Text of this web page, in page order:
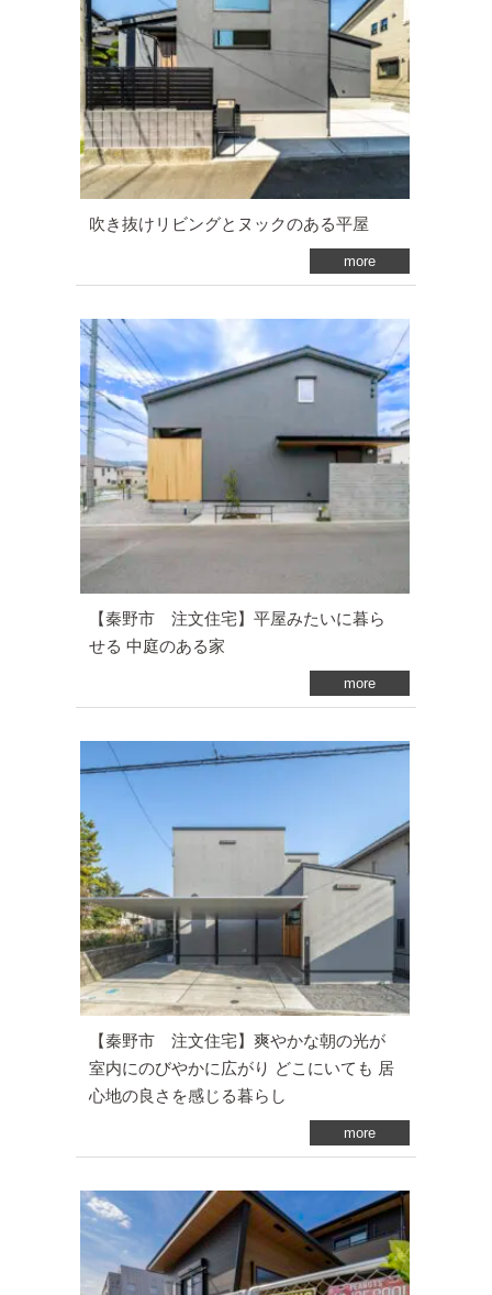
吹き抜けリビングとヌックのある平屋
more
【秦野市 注文住宅】平屋みたいに暮ら
せる 中庭のある家
more
【秦野市 注文住宅】爽やかな朝の光が
室内にのびやかに広がり どこにいても 居
心地の良さを感じる暮らし
more